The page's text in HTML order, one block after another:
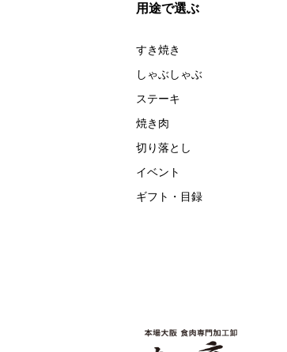
用途で選ぶ
すき焼き
しゃぶしゃぶ
ステーキ
焼き肉
切り落とし
イベント
ギフト・目録